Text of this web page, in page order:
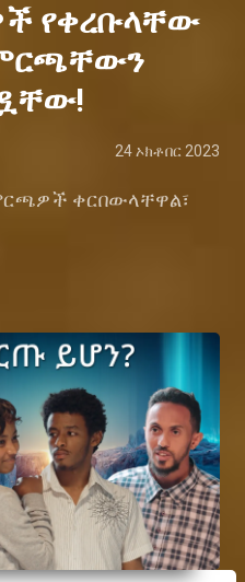
የቀረቡላቸው
24 ኦክቶበር 2023
ቀርበውላቸዋል፣